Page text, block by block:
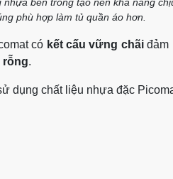
phù hợp làm tủ quần áo hơn.
có kết cấu vững chãiđảm
rỗng.
dụng chất liệu nhựa đặc